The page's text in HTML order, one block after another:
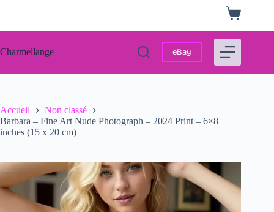
Panier
d’achat
Charmellange eBay
Accueil
Non classé
Barbara – Fine Art Nude Photograph – 2024 Print – 6×8
inches (15 x 20 cm)